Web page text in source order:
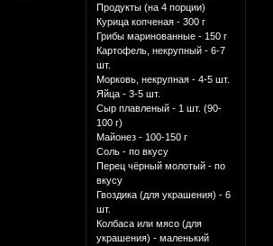
Продукты (на 4 порции)
Курица копченая - 300 г
Грибы маринованные - 150 г
Картофель, некрупный - 6-7
шт.
Морковь, некрупная - 4-5 шт.
Яйца - 3-5 шт.
Сыр плавленый - 1 шт. (90-
100 г)
Майонез - 100-150 г
Соль - по вкусу
Перец чёрный молотый - по
вкусу
Гвоздика (для украшения) - 6
шт.
Колбаса или мясо (для
украшения) - маленький